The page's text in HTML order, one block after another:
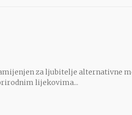
za ljubitelje alternativne
lijekovima...